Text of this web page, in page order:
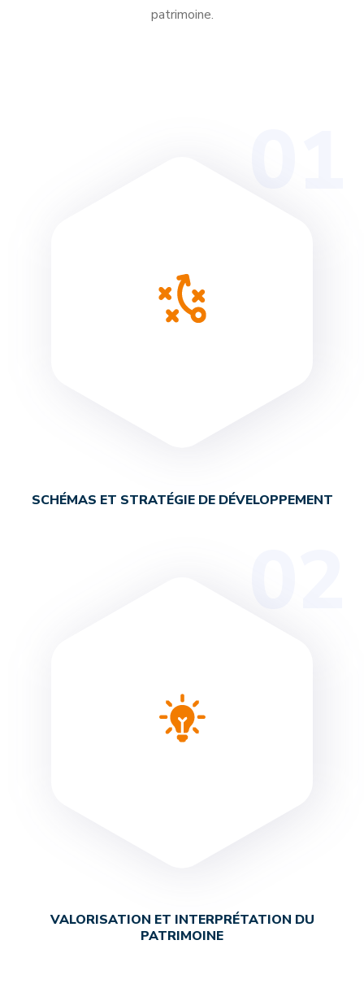
patrimoine.
SCHÉMAS ET STRATÉGIE DE DÉVELOPPEMENT
VALORISATION ET INTERPRÉTATION DU
PATRIMOINE